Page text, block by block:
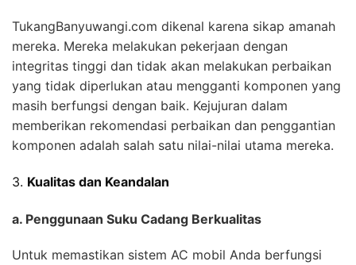
TukangBanyuwangi.com dikenal karena sikap amanah
mereka. Mereka melakukan pekerjaan dengan
integritas tinggi dan tidak akan melakukan perbaikan
yang tidak diperlukan atau mengganti komponen yang
masih berfungsi dengan baik. Kejujuran dalam
memberikan rekomendasi perbaikan dan penggantian
komponen adalah salah satu nilai-nilai utama mereka.
3. Kualitas dan Keandalan
a. Penggunaan Suku Cadang Berkualitas
Untuk memastikan sistem AC mobil Anda berfungsi